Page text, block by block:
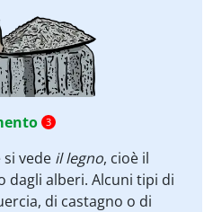
3
vede il legno, cioè il
dagli alberi. Alcuni tipi di
di castagno o di